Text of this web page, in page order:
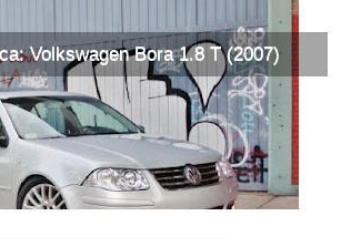
Volkswagen Bora 1.8 T (2007)